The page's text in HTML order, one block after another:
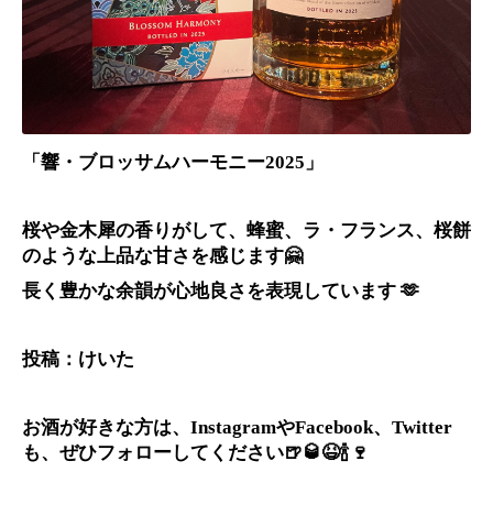
「響・ブロッサムハーモニー2025」
桜や金木犀の香りがして、蜂蜜、ラ・フランス、桜餅
のような上品な甘さを感じます🤗
長く豊かな余韻が心地良さを表現しています 🫶
投稿：けいた
お酒が好きな方は、InstagramやFacebook、Twitter
も、ぜひフォローしてください🍺🥃😆🍾🍷